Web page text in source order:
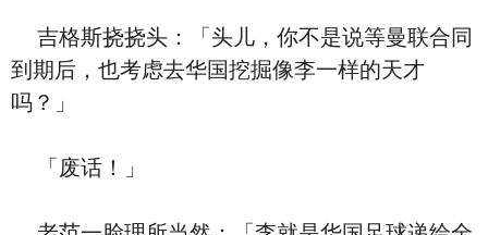
吉格斯挠挠头：「头儿，你不是说等曼联合同
到期后，也考虑去华国挖掘像李一样的天才
吗？」
「废话！」